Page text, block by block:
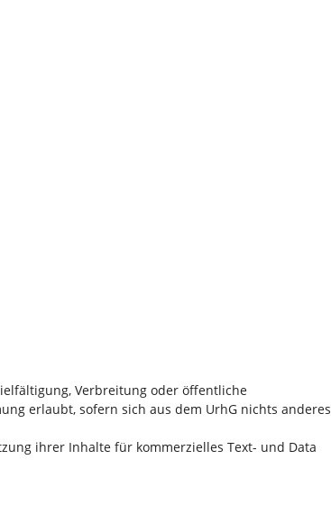
Verbreitung oder öffentliche
erlaubt, sofern sich aus dem UrhG nichts anderes
ihrer Inhalte für kommerzielles Text- und Data